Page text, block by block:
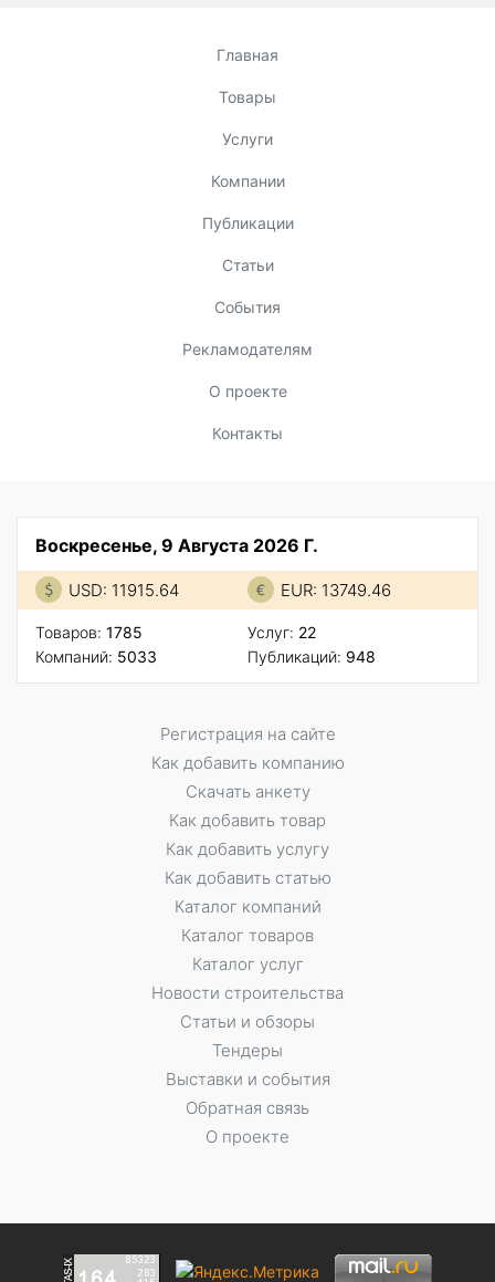
Главная
Товары
Услуги
Компании
Публикации
Статьи
События
Рекламодателям
О проекте
Контакты
Воскресенье, 9 Августа 2026 Г.
USD: 11915.64 EUR: 13749.46
Товаров: 1785
Компаний: 5033
Услуг: 22
Публикаций: 948
Регистрация на сайте
Как добавить компанию
Скачать анкету
Как добавить товар
Как добавить услугу
Как добавить статью
Каталог компаний
Каталог товаров
Каталог услуг
Новости строительства
Статьи и обзоры
Тендеры
Выставки и события
Обратная связь
О проекте